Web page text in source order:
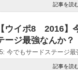
記事を読
【ウイポ8 2016】
ージ最強なんか？
今でもサードステージ最
記事を読